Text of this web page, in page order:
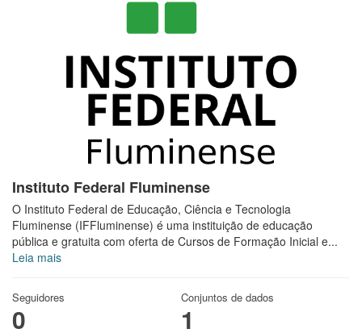
Instituto Federal Fluminense
O Instituto Federal de Educação, Ciência e Tecnologia
Fluminense (IFFluminense) é uma instituição de educação
pública e gratuita com oferta de Cursos de Formação Inicial e...
Leia mais
Seguidores
0
Conjuntos de dados
1